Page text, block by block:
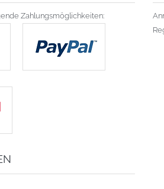
Zahlungsmöglichkeiten: